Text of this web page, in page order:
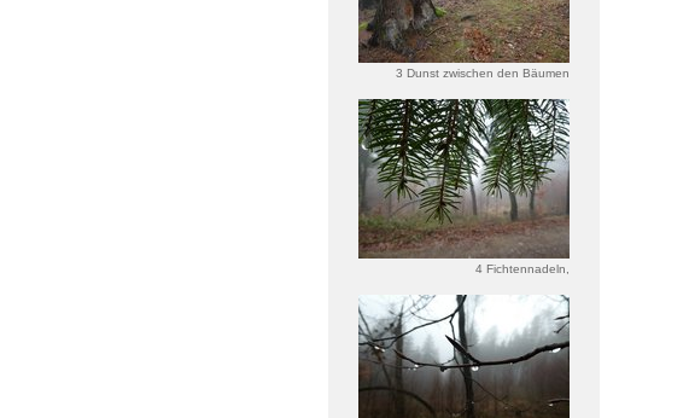
3 Dunst zwischen den Bäumen
4 Fichtennadeln,